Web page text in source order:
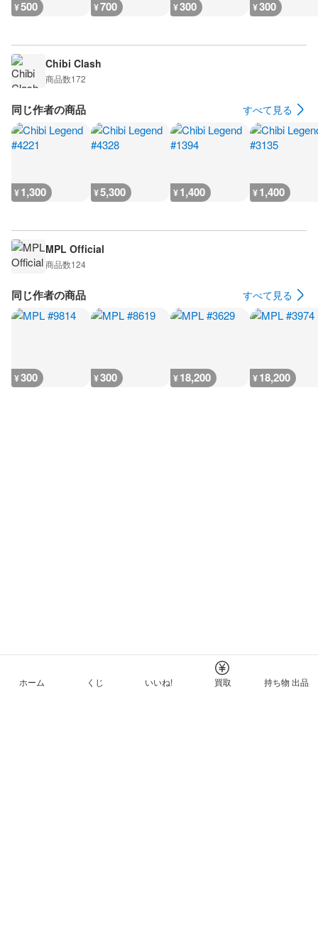
¥500 ¥700 ¥300 ¥300
Chibi Clash
商品数172
同じ作者の商品 すべて見る
¥1,300 ¥5,300 ¥1,400 ¥1,400
MPL Official
商品数124
同じ作者の商品 すべて見る
¥300 ¥300 ¥18,200 ¥18,200
ホーム くじ いいね! 買取 持ち物 出品